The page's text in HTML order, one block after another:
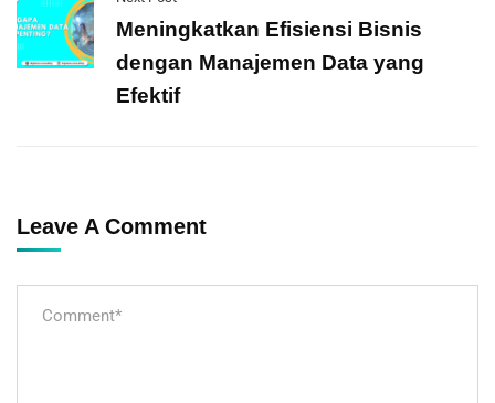
Meningkatkan Efisiensi Bisnis
dengan Manajemen Data yang
Efektif
Leave A Comment